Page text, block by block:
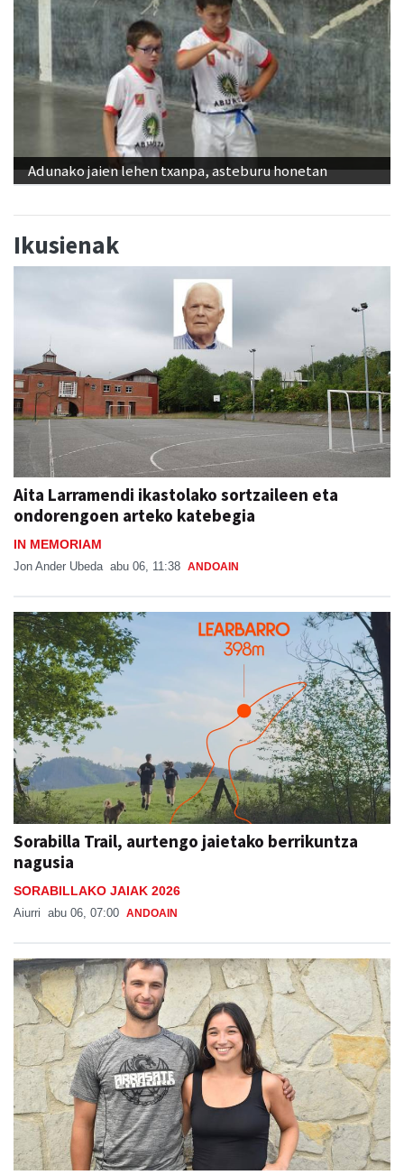
Adunako jaien lehen txanpa, asteburu honetan
Ikusienak
Aita Larramendi ikastolako sortzaileen eta
ondorengoen arteko katebegia
IN MEMORIAM
Jon Ander Ubeda abu 06, 11:38 ANDOAIN
Sorabilla Trail, aurtengo jaietako berrikuntza
nagusia
SORABILLAKO JAIAK 2026
Aiurri abu 06, 07:00 ANDOAIN